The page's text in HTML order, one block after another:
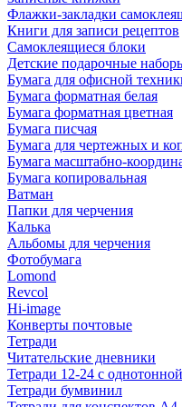
Флажки-закладки
Книги для записи рецептов
Самоклеящиеся блоки
Детские подарочные
Бумага для офисной
Бумага форматная белая
Бумага форматная цветная
Бумага писчая
Бумага для чертежных и
Бумага масштабно-
Бумага копировальная
Ватман
Папки для черчения
Калька
Альбомы для черчения
Фотобумага
Lomond
Revcol
Hi-image
Конверты почтовые
Тетради
Читательские дневники
Тетради 12-24 с
Тетради бумвинил